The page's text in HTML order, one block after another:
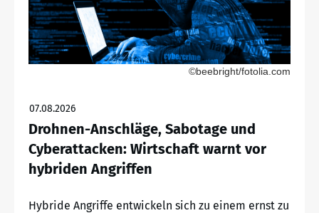
©beebright/fotolia.com
07.08.2026
Drohnen-Anschläge, Sabotage und
Cyberattacken: Wirtschaft warnt vor
hybriden Angriffen
Hybride Angriffe entwickeln sich zu einem ernst zu